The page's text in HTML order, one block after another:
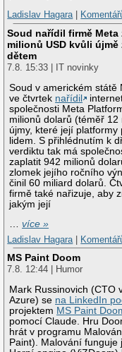
Ladislav Hagara|
Soud nařídil firmě Meta
milionů USD kvůli újmě
dětem
7.8. 15:33 | IT novinky
Soud v americkém státě
ve čtvrtek nařídil
společnosti Meta
milionů dolarů (téměř 12
újmy, které její platformy
lidem. S přihlédnutím k
verdiktu tak má
zaplatit 942 milionů
zlomek jejího ročního
činil 60 miliard dolarů.
firmě také nařizuje, aby
jakým její
…více »
Ladislav Hagara
MS Paint Doom
7.8. 12:44 | Humor
Mark Russinovich (CTO
Azure) se na LinkedIn
projektem MS Paint
pomocí Claude. Hru
hrát v programu
Paint). Malování funguje